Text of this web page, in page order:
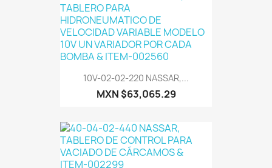
10V-02-02-220 NASSAR,...
MXN $63,065.29